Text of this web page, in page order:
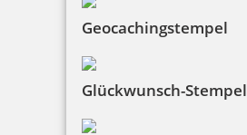
Geocachingstempel
Glückwunsch-Stempel